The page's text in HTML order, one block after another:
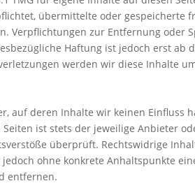
übermittelte oder gespeicherte
Verpflichtungen zur Entfernung oder
Haftung ist jedoch erst ab
werden wir diese Inhalte
auf deren Inhalte wir keinen Einfluss
ist stets der jeweilige Anbieter
überprüft. Rechtswidrige
ohne konkrete Anhaltspunkte
entfernen.